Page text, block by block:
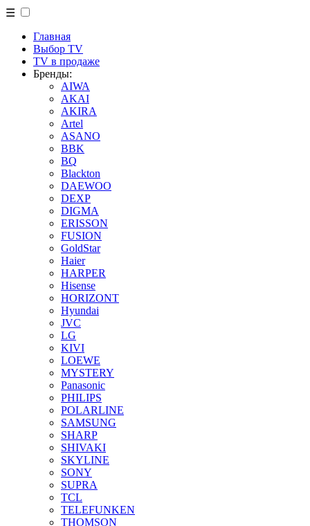
☰
Главная
Выбор TV
TV в продаже
Бренды:
AIWA
AKAI
AKIRA
Artel
ASANO
BBK
BQ
Blackton
DAEWOO
DEXP
DIGMA
ERISSON
FUSION
GoldStar
Haier
HARPER
Hisense
HORIZONT
Hyundai
JVC
LG
KIVI
LOEWE
MYSTERY
Panasonic
PHILIPS
POLARLINE
SAMSUNG
SHARP
SHIVAKI
SKYLINE
SONY
SUPRA
TCL
TELEFUNKEN
THOMSON